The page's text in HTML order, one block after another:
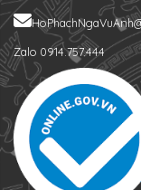
Zalo 0914.757.444